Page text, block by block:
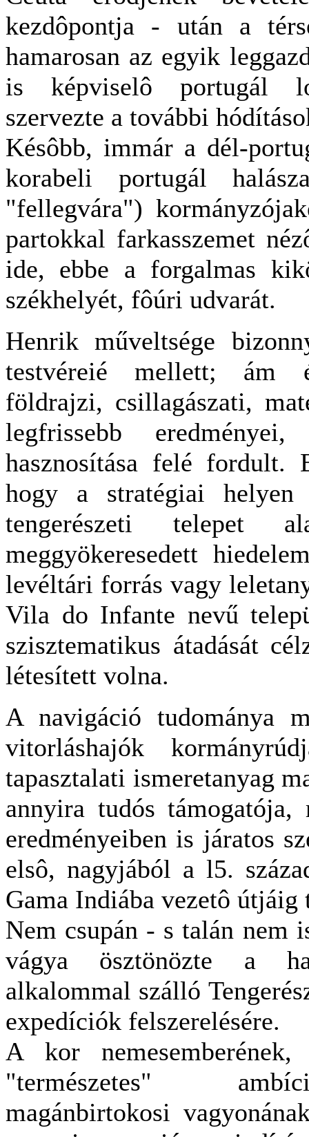
kezdôpontja - után a
hamarosan az egyik
is képviselô portugál
szervezte a további
Késôbb, immár a dél-
korabeli portugál
"fellegvára")
partokkal farkasszemet
ide, ebbe a forgalmas
székhelyét, fôúri udvarát.
Henrik műveltsége
testvéreié mellett; ám
földrajzi, csillagászati,
legfrissebb
hasznosítása felé fordult.
hogy a stratégiai helyen
tengerészeti telepet
meggyökeresedett
levéltári forrás vagy
Vila do Infante nevű
szisztematikus átadását
létesített volna.
A navigáció tudománya
vitorláshajók
tapasztalati ismeretanyag
annyira tudós
eredményeiben is járatos
elsô, nagyjából a l5.
Gama Indiába vezetô útjáig
Nem csupán - s talán nem
vágya ösztönözte a
alkalommal szálló
expedíciók felszerelésére.
A kor nemesemberének,
"természetes"
magánbirtokosi